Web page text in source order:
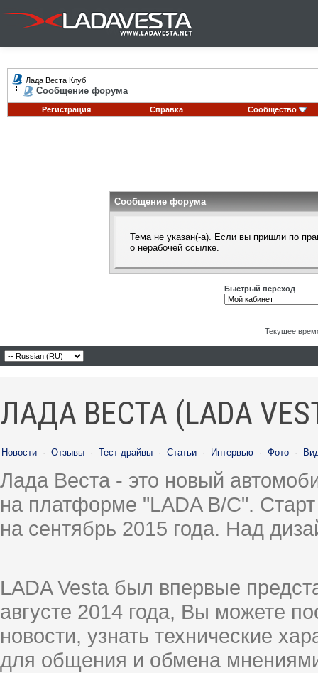
Лада Веста Клуб
Сообщение форума
Регистрация Справка Сообщество
Сообщение форума
Тема не указан(-а). Если вы пришли по
о нерабочей ссылке.
Быстрый переход
Текущее
ЛАДА ВЕСТА (LADA
Новости · Отзывы · Тест-драйвы · Статьи · Интервью · Фото ·
Лада Веста - это новый
на платформе "LADA B/C".
на сентябрь 2015 года. Над
LADA Vesta был впервые
августе 2014 года, Вы можете
новости, узнать технические
для общения и обмена